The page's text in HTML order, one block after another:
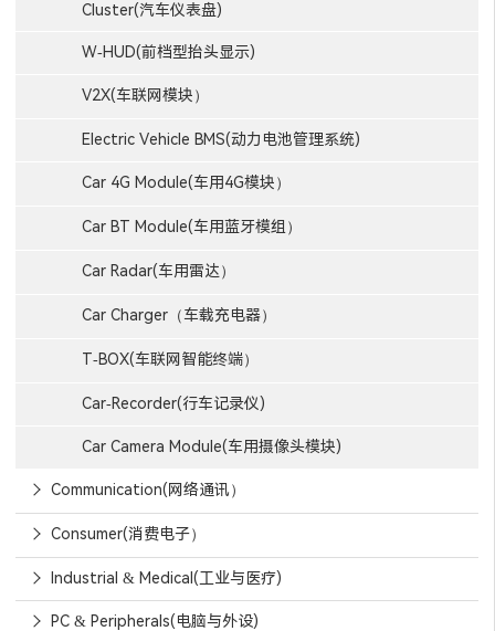
Cluster(汽车仪表盘)
W-HUD(前档型抬头显示)
V2X(车联网模块）
Electric Vehicle BMS(动力电池管理系统)
Car 4G Module(车用4G模块）
Car BT Module(车用蓝牙模组）
Car Radar(车用雷达）
Car Charger（车载充电器）
T-BOX(车联网智能终端）
Car-Recorder(行车记录仪)
Car Camera Module(车用摄像头模块)
Communication(网络通讯）
Consumer(消费电子）
Industrial & Medical(工业与医疗)
PC & Peripherals(电脑与外设)